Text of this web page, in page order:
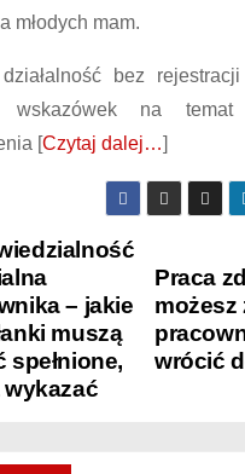
młodych mam.
działalność bez
wskazówek na
[Czytaj dalej…]
Praca
możesz
wrócić
– jakie
muszą
spełnione,
wykazać